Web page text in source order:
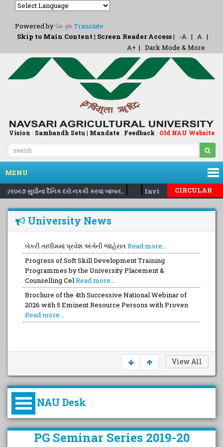
Powered by
Translate
Skip to Main Content | Screen Reader Access| -A | A |
A+ | Dark Mode & More
Vision | Sambandh Setu | Mandate| Feedback | Old NAU Website
MENU
સુઘીના દૈનિક દરો નકકી કરવા બાબત..| | Inviting nomination
CIRCULAR
University News
બેકરી તાલીમમાં પ્રવેશ અંગેની જાહેરાત Read more...
Progress of Soft Skill Development Training
Programmes by the University Placement &
Counselling CelRead more...
Brochure of the 4th Successive National Webinar of
2026 with 5 Eminent Resource Persons with Proven
Read more...
View All
NAU Desk
કુલપતિની પરિવર્તનકારી પહેલનું
વિહંગાવલોકન (ઓક્ટોબર ૨૦૨૦-૨૦૨૫)
PG Seminar Series 2019-20